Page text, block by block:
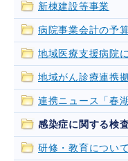
新棟建設等事業
病院事業会計の予
地域医療支援病院
地域がん診療連携
連携ニュース「春湖
感染症に関する検
研修・教育について